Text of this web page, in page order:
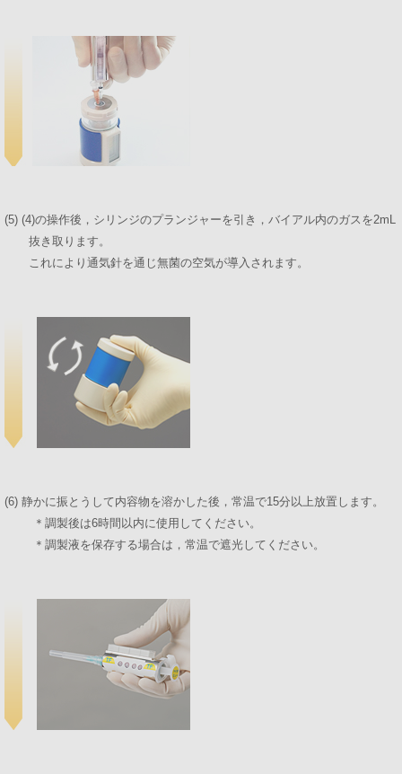
(5) (4)の操作後，シリンジのプランジャーを引き，バイアル内のガスを2mL
抜き取ります。
これにより通気針を通じ無菌の空気が導入されます。
(6) 静かに振とうして内容物を溶かした後，常温で15分以上放置します。
＊調製後は6時間以内に使用してください。
＊調製液を保存する場合は，常温で遮光してください。